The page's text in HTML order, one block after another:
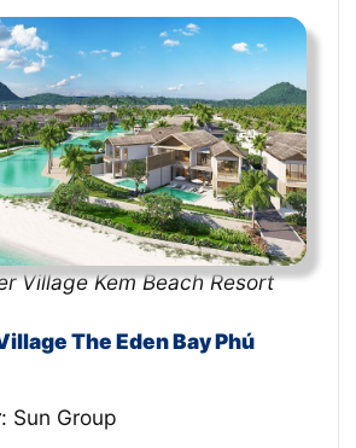
Village Kem Beach Resort
The Eden Bay Phú
Sun Group